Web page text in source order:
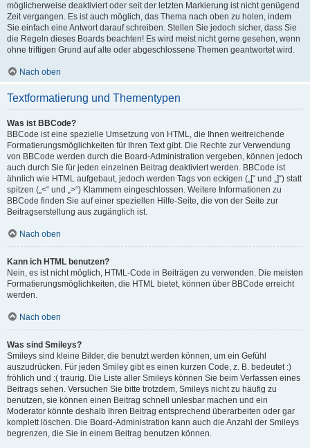
möglicherweise deaktiviert oder seit der letzten Markierung ist nicht genügend
Zeit vergangen. Es ist auch möglich, das Thema nach oben zu holen, indem
Sie einfach eine Antwort darauf schreiben. Stellen Sie jedoch sicher, dass Sie
die Regeln dieses Boards beachten! Es wird meist nicht gerne gesehen, wenn
ohne triftigen Grund auf alte oder abgeschlossene Themen geantwortet wird.
Nach oben
Textformatierung und Thementypen
Was ist BBCode?
BBCode ist eine spezielle Umsetzung von HTML, die Ihnen weitreichende
Formatierungsmöglichkeiten für Ihren Text gibt. Die Rechte zur Verwendung
von BBCode werden durch die Board-Administration vergeben, können jedoch
auch durch Sie für jeden einzelnen Beitrag deaktiviert werden. BBCode ist
ähnlich wie HTML aufgebaut, jedoch werden Tags von eckigen („[“ und „]“) statt
spitzen („<“ und „>“) Klammern eingeschlossen. Weitere Informationen zu
BBCode finden Sie auf einer speziellen Hilfe-Seite, die von der Seite zur
Beitragserstellung aus zugänglich ist.
Nach oben
Kann ich HTML benutzen?
Nein, es ist nicht möglich, HTML-Code in Beiträgen zu verwenden. Die meisten
Formatierungsmöglichkeiten, die HTML bietet, können über BBCode erreicht
werden.
Nach oben
Was sind Smileys?
Smileys sind kleine Bilder, die benutzt werden können, um ein Gefühl
auszudrücken. Für jeden Smiley gibt es einen kurzen Code, z. B. bedeutet :)
fröhlich und :( traurig. Die Liste aller Smileys können Sie beim Verfassen eines
Beitrags sehen. Versuchen Sie bitte trotzdem, Smileys nicht zu häufig zu
benutzen, sie können einen Beitrag schnell unlesbar machen und ein
Moderator könnte deshalb Ihren Beitrag entsprechend überarbeiten oder gar
komplett löschen. Die Board-Administration kann auch die Anzahl der Smileys
begrenzen, die Sie in einem Beitrag benutzen können.